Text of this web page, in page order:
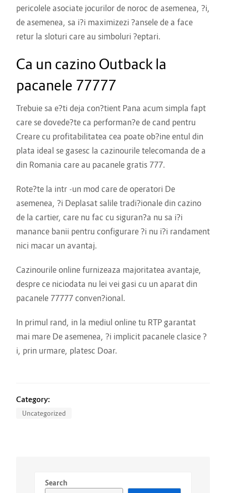
pericolele asociate jocurilor de noroc de asemenea, ?i,
de asemenea, sa i?i maximizezi ?ansele de a face
retur la sloturi care au simboluri ?eptari.
Ca un cazino Outback la
pacanele 77777
Trebuie sa e?ti deja con?tient Pana acum simpla fapt
care se dovede?te ca performan?e de cand pentru
Creare cu profitabilitatea cea poate ob?ine entul din
plata ideal se gasesc la cazinourile telecomanda de a
din Romania care au pacanele gratis 777.
Rote?te la intr -un mod care de operatori De
asemenea, ?i Deplasat salile tradi?ionale din cazino
de la cartier, care nu fac cu siguran?a nu sa i?i
manance banii pentru configurare ?i nu i?i randament
nici macar un avantaj.
Cazinourile online furnizeaza majoritatea avantaje,
despre ce niciodata nu lei vei gasi cu un aparat din
pacanele 77777 conven?ional.
In primul rand, in la mediul online tu RTP garantat
mai mare De asemenea, ?i implicit pacanele clasice ?
i, prin urmare, platesc Doar.
Category:
Uncategorized
Search